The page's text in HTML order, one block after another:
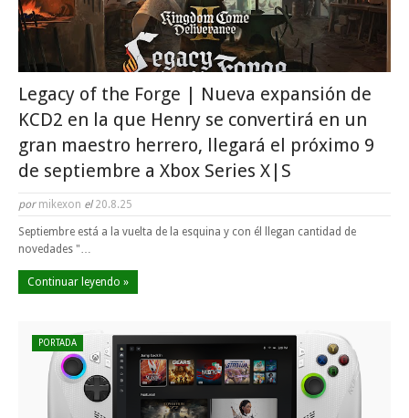
Legacy of the Forge | Nueva expansión de
KCD2 en la que Henry se convertirá en un
gran maestro herrero, llegará el próximo 9
de septiembre a Xbox Series X|S
por mikexon el20.8.25
Septiembre está a la vuelta de la esquina y con él llegan cantidad de
novedades "…
Continuar leyendo »
PORTADA